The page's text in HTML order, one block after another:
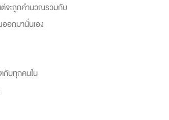
ต์จะถูกคำนวณรวมกับ
อกมานั่นเอง
กับทุกคนใน